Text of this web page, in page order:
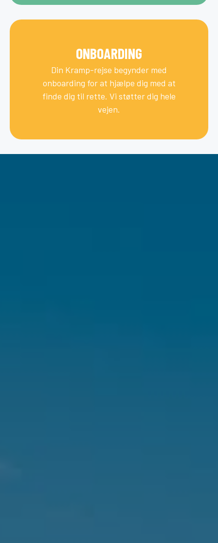
ONBOARDING
Din Kramp-rejse begynder med
onboarding for at hjælpe dig med at
finde dig til rette. Vi støtter dig hele
vejen.